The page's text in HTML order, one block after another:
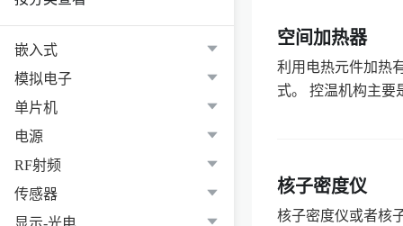
嵌入式
模拟电子
单片机
电源
RF射频
传感器
显示-光电
空间加热器
利用电热元件加热
式。 控温机构主要
核子密度仪
核子密度仪或者核